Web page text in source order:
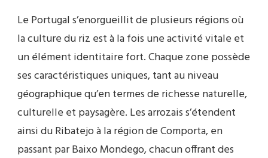
Le Portugal s’enorgueillit de plusieurs régions où
la culture du riz est à la fois une activité vitale et
un élément identitaire fort. Chaque zone possède
ses caractéristiques uniques, tant au niveau
géographique qu’en termes de richesse naturelle,
culturelle et paysagère. Les arrozais s’étendent
ainsi du Ribatejo à la région de Comporta, en
passant par Baixo Mondego, chacun offrant des